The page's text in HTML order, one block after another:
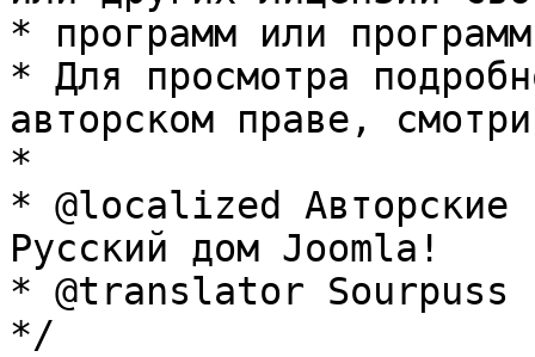
* программ или
* Для просмотра
авторском праве,
*
* @localized Авторские
Русский дом Joomla!
* @translator Sourpuss
*/